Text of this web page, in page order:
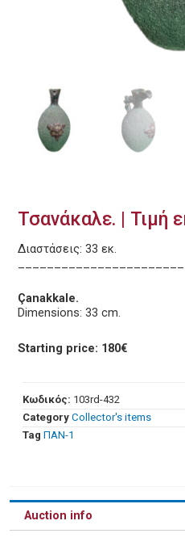
Τσανάκαλε. | Τιμή
Διαστάσεις: 33 εκ.
Çanakkale.
Dimensions: 33 cm.
Starting price: 180€
Κωδικός: 103rd-432
Category Collector's items
Tag ΠΑΝ-1
Auction info